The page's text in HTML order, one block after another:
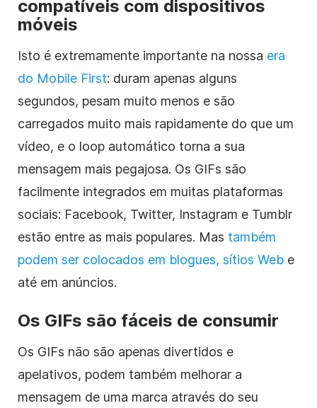
compatíveis com dispositivos
móveis
Isto é extremamente importante na nossa era
do Mobile First: duram apenas alguns
segundos, pesam muito menos e são
carregados muito mais rapidamente do que um
vídeo, e o loop automático torna a sua
mensagem mais pegajosa. Os GIFs são
facilmente integrados em muitas plataformas
sociais: Facebook, Twitter, Instagram e Tumblr
estão entre as mais populares. Mas também
podem ser colocados em blogues, sítios Web e
até em anúncios.
Os GIFs são fáceis de consumir
Os GIFs não são apenas divertidos e
apelativos, podem também melhorar a
mensagem de uma marca através do seu